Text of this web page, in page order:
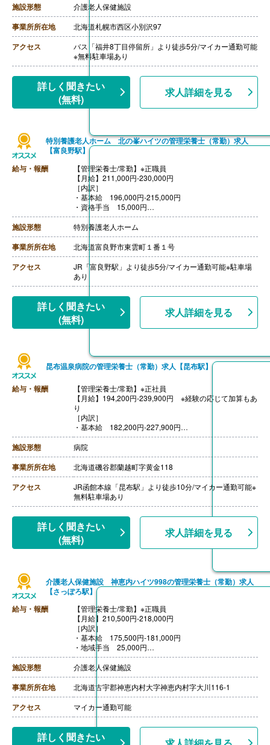
施設形態 介護老人保健施設
事業所所在地 北海道札幌市西区小別沢97
アクセス
バス「福井8丁目停留所」より徒歩5分/マイカー通勤可能
※無料駐車場あり
詳しく聞きたい
(無料)
求人詳細を見る
特別養護老人ホーム 北の峯ハイツの管理栄養士（常勤）求人
【富良野駅】
給与・報酬
【管理栄養士/常勤】※正職員
【月給】211,000円-230,000円
［内訳］
・基本給 196,000円-215,000円
・資格手当 15,000円
［その他手当］
・燃料手当※11-3月支給
・住宅手当 最大15,000円※世帯主の場合支給
・扶養手当 4,000円-
・子ども手当 3,000円-5,000円
・処遇改善加算手当 7,440円
【賞与】年2回（計350,000円-550,000円）※前年度実績
【通勤手当】あり（上限35,100円/月）
績
【退職金】あり※勤続1年以上
施設形態 特別養護老人ホーム
事業所所在地 北海道富良野市東雲町１番１号
アクセス
JR「富良野駅」より徒歩5分/マイカー通勤可能※駐車場
あり
詳しく聞きたい
(無料)
求人詳細を見る
昆布温泉病院の管理栄養士（常勤）求人【昆布駅】
給与・報酬
【管理栄養士/常勤】※正社員
【月給】194,200円-239,900円 ※経験の応じて加算もあ
り
［内訳］
・基本給 182,200円-227,900円
・職務手当 5,000円
・ベースアップ評価料 7,000円
［その他手当］
・扶養手当 配偶者10,000円、子ども5,000円、両親お
よび同居の扶養親族2,000円
【賞与】年2回（計3.50ヶ月分）※前年度実績
【通勤手当】あり（上限20,000円/月）
【昇給】あり（年1回）
施設形態 病院
事業所所在地 北海道磯谷郡蘭越町字黄金118
アクセス
JR函館本線「昆布駅」より徒歩10分/マイカー通勤可能※
無料駐車場あり
詳しく聞きたい
(無料)
求人詳細を見る
介護老人保健施設 神恵内ハイツ998の管理栄養士（常勤）求人
【さっぽろ駅】
給与・報酬
【管理栄養士/常勤】※正職員
【月給】210,500円-218,000円
［内訳］
・基本給 175,500円-181,000円
・地域手当 25,000円
・処遇改善手当 10,000円-12,000円
［その他手当］
・寒冷地手当（10月）
・処遇改善手当（6月、12月）
※毎月の固定支給とは別に支給
【賞与】年2回（計3.00ヶ月分）※前年度実績
【通勤手当】あり（上限30,000円/月）
【昇給】あり（1月あたり2,000円-3,500円）※前年度実
績
施設形態 介護老人保健施設
事業所所在地 北海道古宇郡神恵内村大字神恵内村字大川116-1
アクセス マイカー通勤可能
詳しく聞きたい